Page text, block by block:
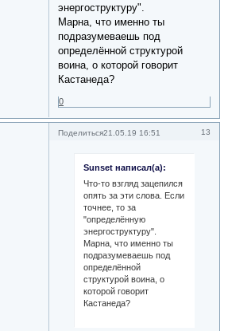
энергоструктуру".
Марна, что именно ты
подразумеваешь под
определённой структурой
воина, о которой говорит
Кастанеда?
0
Поделиться 13
21.05.19 16:51
Sunset написал(а):
Что-то взгляд зацепился
опять за эти слова. Если
точнее, то за
"определённую
энергоструктуру".
Марна, что именно ты
подразумеваешь под
определённой
структурой воина, о
которой говорит
Кастанеда?